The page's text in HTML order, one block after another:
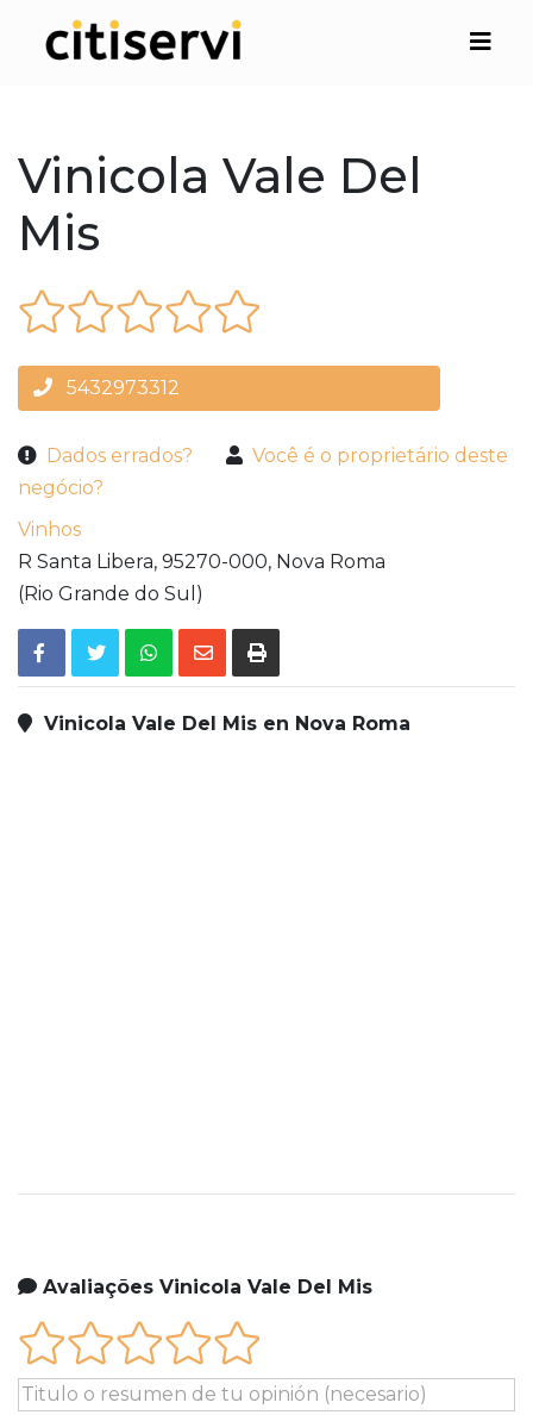
Vinicola Vale Del
Mis
5432973312
Dados errados?
Você é o proprietário deste
negócio?
Vinhos
R Santa Libera, 95270-000, Nova Roma
(Rio Grande do Sul)
Vinicola Vale Del Mis en Nova Roma
Avaliações Vinicola Vale Del Mis